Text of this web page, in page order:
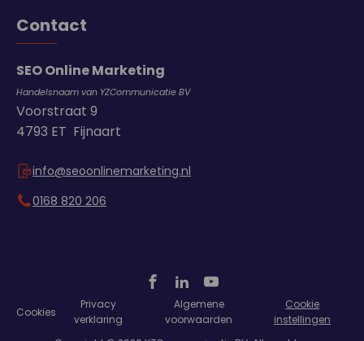
Contact
SEO Online Marketing
Handelsnaam van YZCommunicatie BV
Voorstraat 9
4793 ET Fijnaart
info@seoonlinemarketing.nl
0168 820 206
Cookies
Privacy
verklaring
Algemene
voorwaarden
Cookie
instellingen